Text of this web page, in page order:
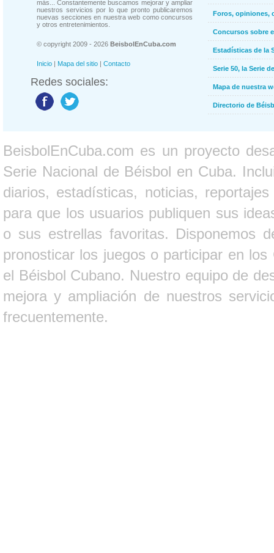
más... Constantemente buscamos mejorar y ampliar
nuestros servicios por lo que pronto publicaremos
nuevas secciones en nuestra web como concursos
y otros entretenimientos.
© copyright 2009 - 2026 BeisbolEnCuba.com
Inicio | Mapa del sitio | Contacto
Redes sociales:
Foros, opiniones,
Concursos sobre
Estadísticas de la
Serie 50, la Serie
Mapa de nuestra
Directorio de
BeisbolEnCuba.com es un proyecto
Serie Nacional de Béisbol en Cuba.
diarios, estadísticas, noticias,
para que los usuarios publiquen sus
o sus estrellas favoritas. Disponemos
pronosticar los juegos o participar en
el Béisbol Cubano. Nuestro equipo de
mejora y ampliación de nuestros
frecuentemente.